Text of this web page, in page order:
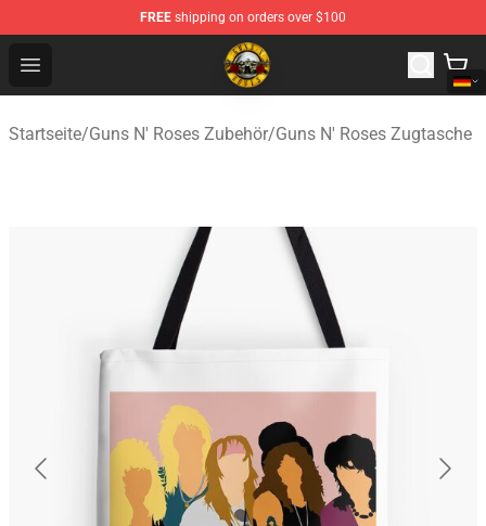
FREE shipping on orders over $100
Open menu
Guns N' Roses Store - Official Guns N' Roses
Startseite/Guns N' Roses Zubehör/Guns N' Roses Zugtasche